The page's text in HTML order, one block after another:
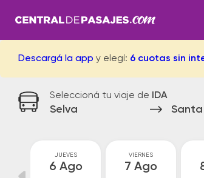
Descargá la app y elegí: 6 cuotas sin
Seleccioná tu viaje de IDA
Selva Santa
JUEVES
6 Ago
VIERNES
7 Ago